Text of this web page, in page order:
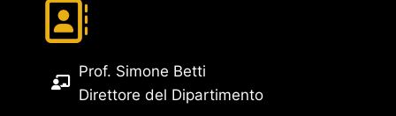
Prof. Simone Betti
Direttore del Dipartimento